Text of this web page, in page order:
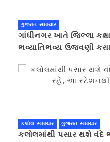
ગુજરાત સમાચાર
ગાંધીનગર ખાતે જિલ્લા
ભવ્યાતિભવ્ય ઉજવણી
કલોલ સમાચાર ગુજરાત સમાચાર
કલોલમાંથી પસાર થશે વંદે